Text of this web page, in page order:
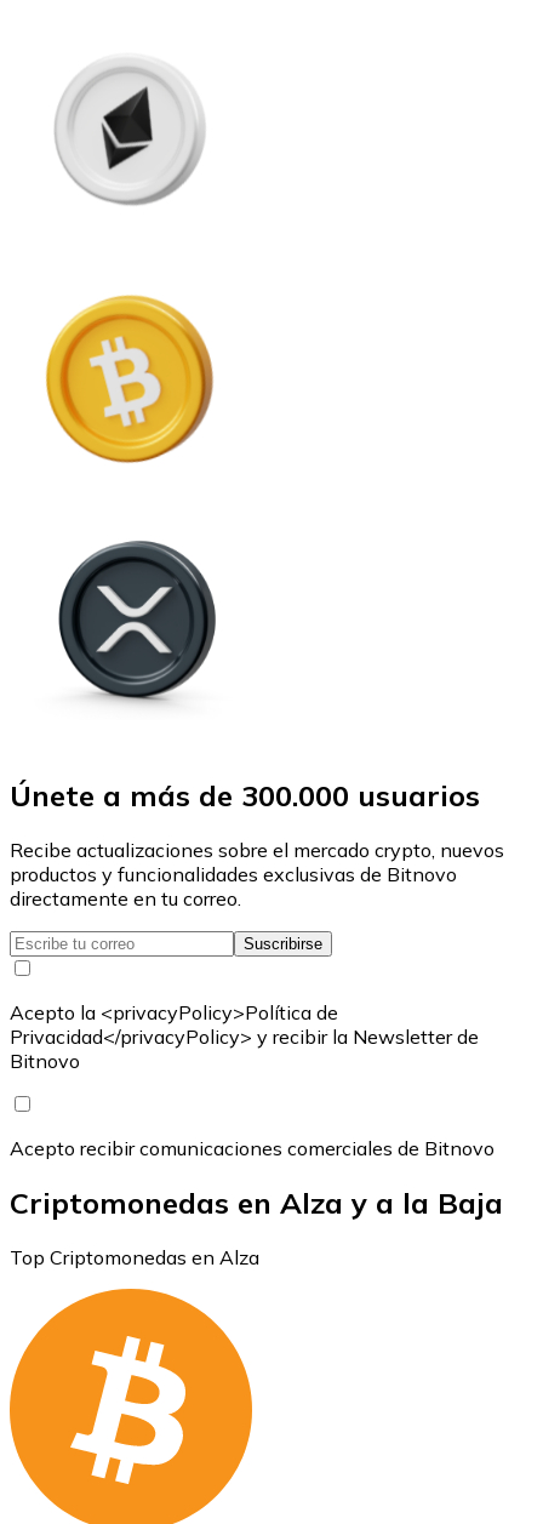
Únete a más de 300.000 usuarios
Recibe actualizaciones sobre el mercado crypto, nuevos
productos y funcionalidades exclusivas de Bitnovo
directamente en tu correo.
Suscribirse
Acepto la <privacyPolicy>Política de
Privacidad</privacyPolicy> y recibir la Newsletter de
Bitnovo
Acepto recibir comunicaciones comerciales de Bitnovo
Criptomonedas en Alza y a la Baja
Top Criptomonedas en Alza